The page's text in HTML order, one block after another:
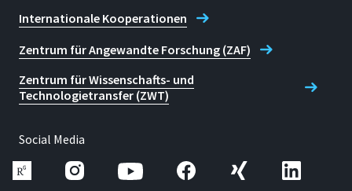
Internationale Kooperationen
Zentrum für Angewandte Forschung (ZAF)
Zentrum für Wissenschafts- und
Technologietransfer (ZWT)
Social Media